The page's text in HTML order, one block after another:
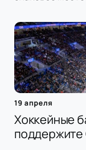
19 апреля
Хоккейные